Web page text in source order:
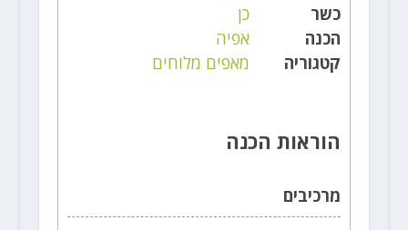
כשר
כן
הכנה
אפיה
קטגוריה
מאפים מלוחים
הוראות הכנה
מרכיבים